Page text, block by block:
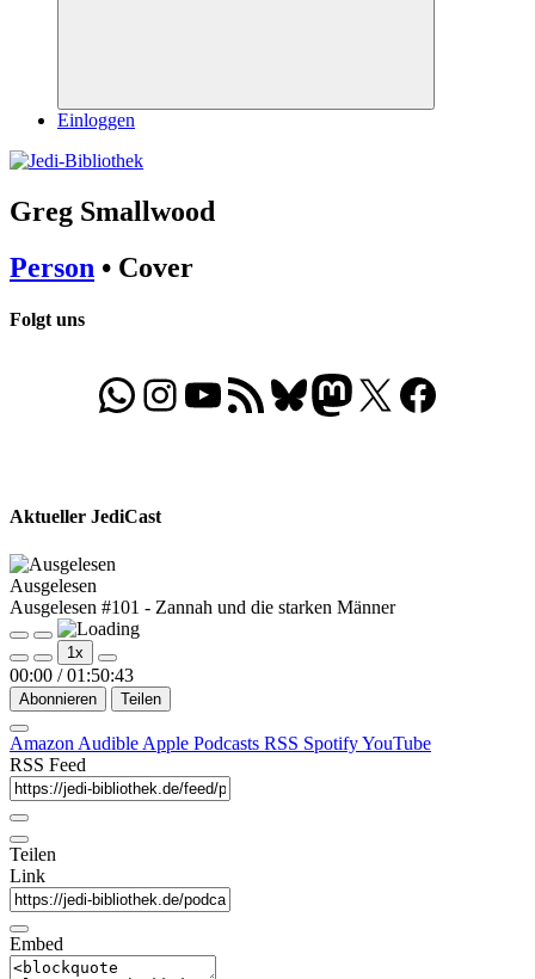
Suchen
Einloggen
Greg Smallwood
Person • Cover
Folgt uns
WhatsApp
Folgt uns auf Instagram
Besucht unseren YouTube-Kanal
RSS-FeedBluesky
Folgt uns auf Mastodon
X Folgt uns auf
Aktueller JediCast
Ausgelesen
Ausgelesen #101 - Zannah und die starken Männer
Play
Episode
Pause
Episode
1x
00:00 / 01:50:43
Abonnieren Teilen
Amazon Audible Apple Podcasts RSS SpotifyYouTube
RSS Feed
Teilen
Link
Embed